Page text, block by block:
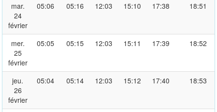
mar.
24
février
05:06 05:16 12:03 15:10 17:38 18:51
mer.
25
février
05:05 05:15 12:03 15:11 17:39 18:52
jeu.
26
février
05:04 05:14 12:03 15:12 17:40 18:53